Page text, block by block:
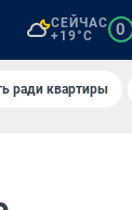
СЕЙЧАС
+19°C
0
ради квартиры